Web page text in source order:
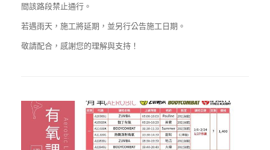
間該路段禁止通行。
若遇雨天，施工將延期，並另行公告施工日期。
敬請配合，感謝您的理解與支持！